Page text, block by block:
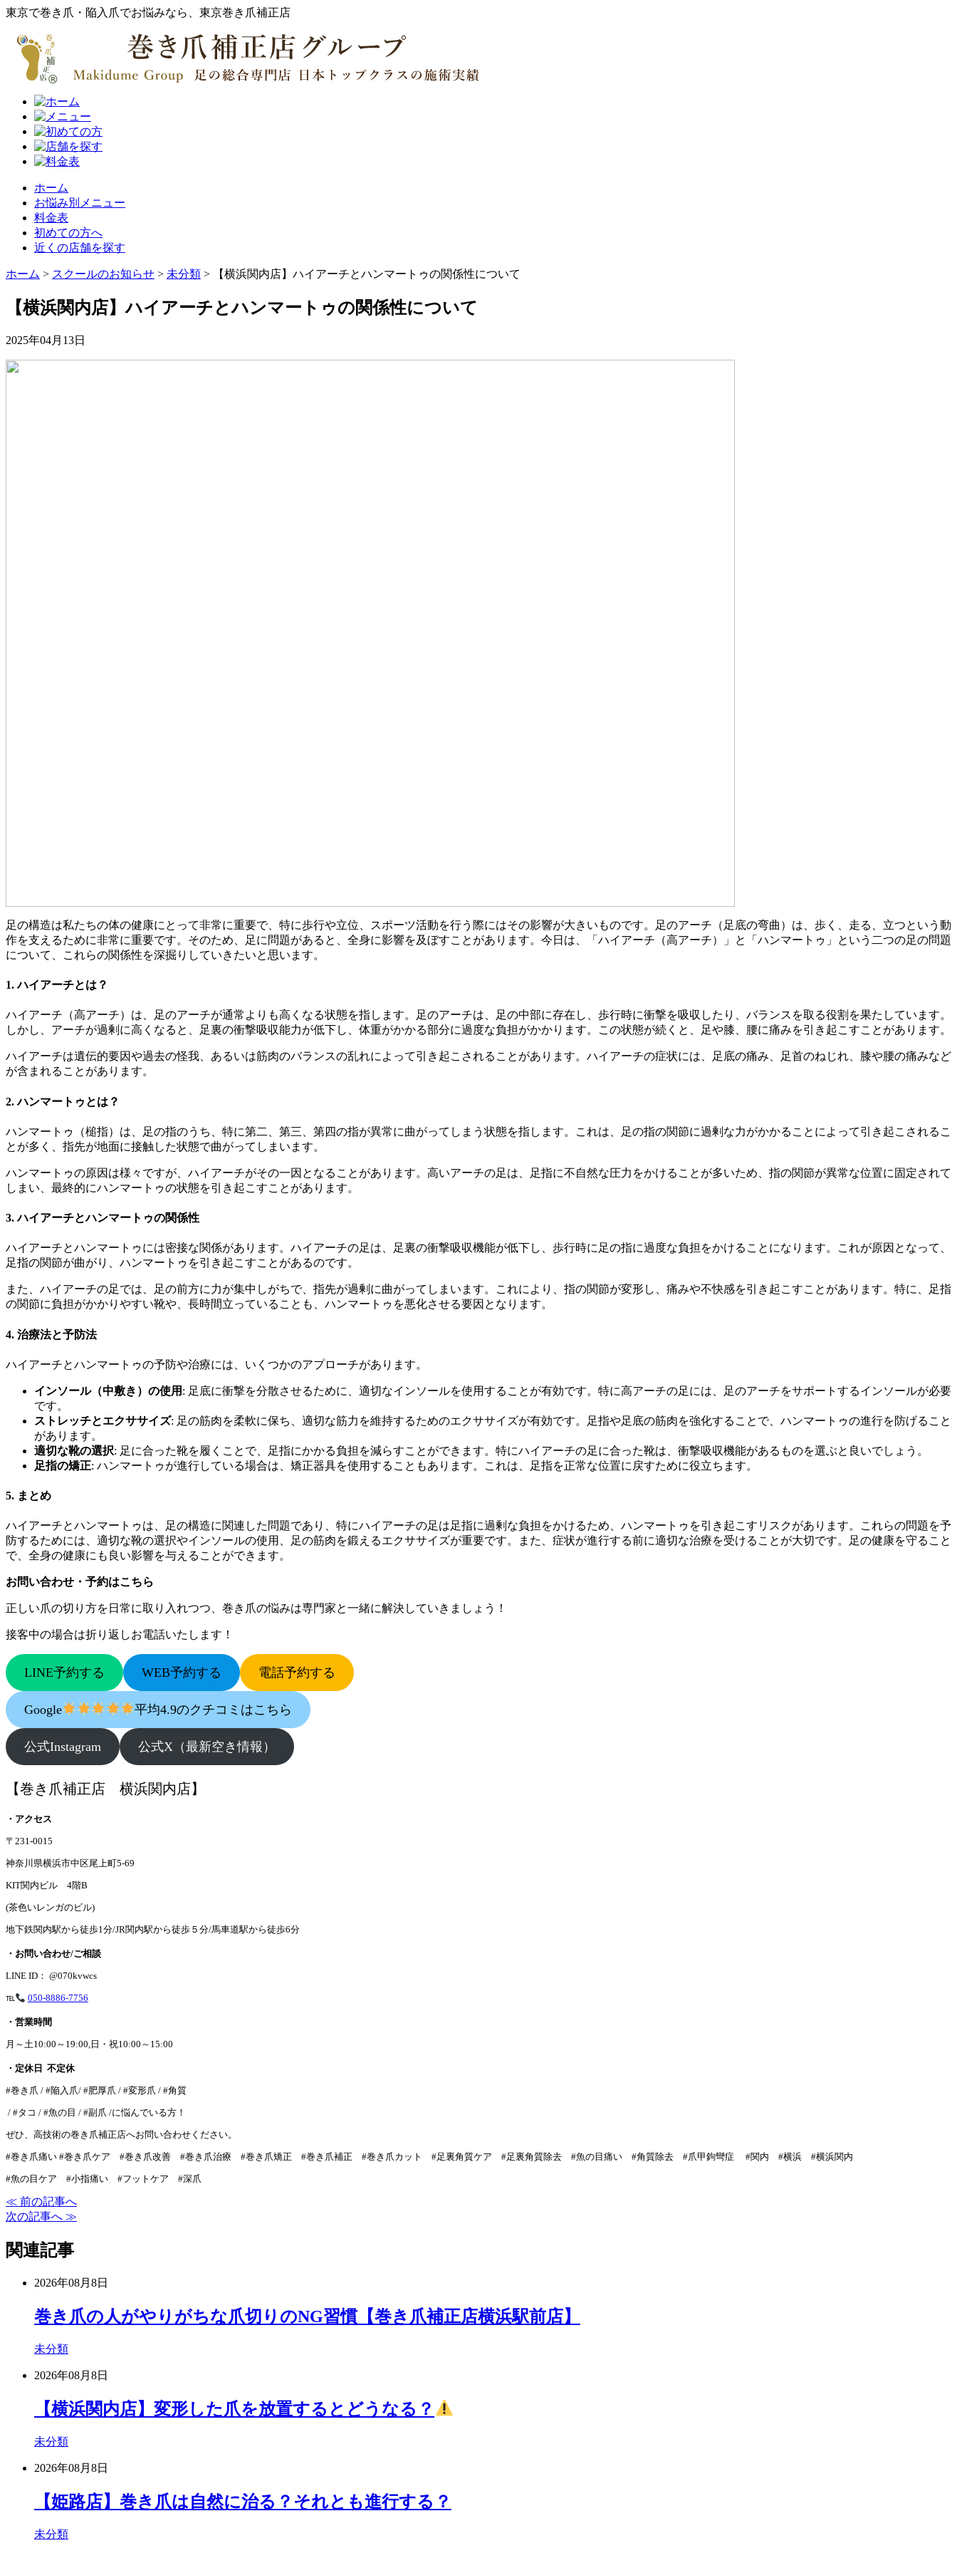
東京で巻き爪・陥入爪でお悩みなら、東京巻き爪補正店
ホーム
お悩み別メニュー
料金表
初めての方へ
近くの店舗を探す
ホーム > スクールのお知らせ > 未分類 > 【横浜関内店】ハイアーチとハンマートゥの関係性について
【横浜関内店】ハイアーチとハンマートゥの関係性について
2025年04月13日
足の構造は私たちの体の健康にとって非常に重要で、特に歩行や立位、スポーツ活動を行う際にはその影響が大きいものです。足のアーチ（足底の弯曲）は、歩く、走る、立つという動
作を支えるために非常に重要です。そのため、足に問題があると、全身に影響を及ぼすことがあります。今日は、「ハイアーチ（高アーチ）」と「ハンマートゥ」という二つの足の問題
について、これらの関係性を深掘りしていきたいと思います。
1.ハイアーチとは？
ハイアーチ（高アーチ）は、足のアーチが通常よりも高くなる状態を指します。足のアーチは、足の中部に存在し、歩行時に衝撃を吸収したり、バランスを取る役割を果たしています。
しかし、アーチが過剰に高くなると、足裏の衝撃吸収能力が低下し、体重がかかる部分に過度な負担がかかります。この状態が続くと、足や膝、腰に痛みを引き起こすことがあります。
ハイアーチは遺伝的要因や過去の怪我、あるいは筋肉のバランスの乱れによって引き起こされることがあります。ハイアーチの症状には、足底の痛み、足首のねじれ、膝や腰の痛みなど
が含まれることがあります。
2.ハンマートゥとは？
ハンマートゥ（槌指）は、足の指のうち、特に第二、第三、第四の指が異常に曲がってしまう状態を指します。これは、足の指の関節に過剰な力がかかることによって引き起こされるこ
とが多く、指先が地面に接触した状態で曲がってしまいます。
ハンマートゥの原因は様々ですが、ハイアーチがその一因となることがあります。高いアーチの足は、足指に不自然な圧力をかけることが多いため、指の関節が異常な位置に固定されて
しまい、最終的にハンマートゥの状態を引き起こすことがあります。
3.ハイアーチとハンマートゥの関係性
ハイアーチとハンマートゥには密接な関係があります。ハイアーチの足は、足裏の衝撃吸収機能が低下し、歩行時に足の指に過度な負担をかけることになります。これが原因となって、
足指の関節が曲がり、ハンマートゥを引き起こすことがあるのです。
また、ハイアーチの足では、足の前方に力が集中しがちで、指先が過剰に曲がってしまいます。これにより、指の関節が変形し、痛みや不快感を引き起こすことがあります。特に、足指
の関節に負担がかかりやすい靴や、長時間立っていることも、ハンマートゥを悪化させる要因となります。
4. 治療法と予防法
ハイアーチとハンマートゥの予防や治療には、いくつかのアプローチがあります。
インソール（中敷き）の使用 : 足底に衝撃を分散させるために、適切なインソールを使用することが有効です。特に高アーチの足には、足のアーチをサポートするインソールが必要
です。
ストレッチとエクササイズ: 足の筋肉を柔軟に保ち、適切な筋力を維持するためのエクササイズが有効です。足指や足底の筋肉を強化することで、ハンマートゥの進行を防げること
があります。
適切な靴の選択: 足に合った靴を履くことで、足指にかかる負担を減らすことができます。特にハイアーチの足に合った靴は、衝撃吸収機能があるものを選ぶと良いでしょう。
足指の矯正: ハンマートゥが進行している場合は、矯正器具を使用することもあります。これは、足指を正常な位置に戻すために役立ちます。
5. まとめ
ハイアーチとハンマートゥは、足の構造に関連した問題であり、特にハイアーチの足は足指に過剰な負担をかけるため、ハンマートゥを引き起こすリスクがあります。これらの問題を予
防するためには、適切な靴の選択やインソールの使用、足の筋肉を鍛えるエクササイズが重要です。また、症状が進行する前に適切な治療を受けることが大切です。足の健康を守ること
で、全身の健康にも良い影響を与えることができます。
お問い合わせ・予約はこちら
正しい爪の切り方を日常に取り入れつつ、巻き爪の悩みは専門家と一緒に解決していきましょう！
接客中の場合は折り返しお電話いたします！
LINE予約する WEB予約する 電話予約する
Google 平均4.9のクチコミはこちら
公式Instagram 公式X（最新空き情報）
【巻き爪補正店 横浜関内店】
・アクセス
〒231-0015
神奈川県横浜市中区尾上町5-69
KIT関内ビル 4階B
(茶色いレンガのビル)
地下鉄関内駅から徒歩1分/JR関内駅から徒歩５分/馬車道駅から徒歩6分
・お問い合わせ/ご相談
LINE ID： @070kvwcs
℡ 050-8886-7756
・営業時間
月～土10:00～19:00,日・祝10:00～15:00
・定休日 不定休
#巻き爪 / #陥入爪/ #肥厚爪 / #変形爪 / #角質
/ #タコ / #魚の目 / #副爪 /に悩んでいる方！
ぜひ、高技術の巻き爪補正店へお問い合わせください。
#巻き爪痛い #巻き爪ケア #巻き爪改善 #巻き爪治療 #巻き爪矯正 #巻き爪補正 #巻き爪カット #足裏角質ケア #足裏角質除去 #魚の目痛い #角質除去 #爪甲鉤彎症 #関内 #横浜 #横浜関内
#魚の目ケア #小指痛い #フットケア #深爪
≪ 前の記事へ
次の記事へ ≫
関連記事
2026年08月8日
巻き爪の人がやりがちな爪切りのNG習慣【巻き爪補正店横浜駅前店】
未分類
2026年08月8日
【横浜関内店】変形した爪を放置するとどうなる？
未分類
2026年08月8日
【姫路店】巻き爪は自然に治る？それとも進行する？
未分類